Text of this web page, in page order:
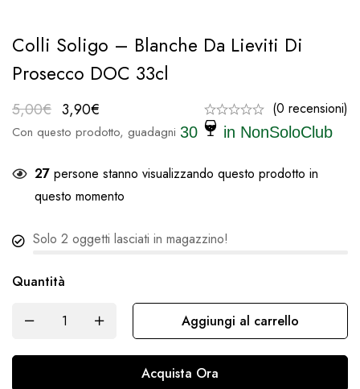
Colli Soligo – Blanche Da Lieviti Di
Prosecco DOC 33cl
5,00€ 3,90€ (0 recensioni)
Con questo prodotto, guadagni 30 in NonSoloClub
27 persone stanno visualizzando questo prodotto in
questo momento
Solo 2 oggetti lasciati in magazzino!
Quantità
Aggiungi al carrello
Acquista Ora